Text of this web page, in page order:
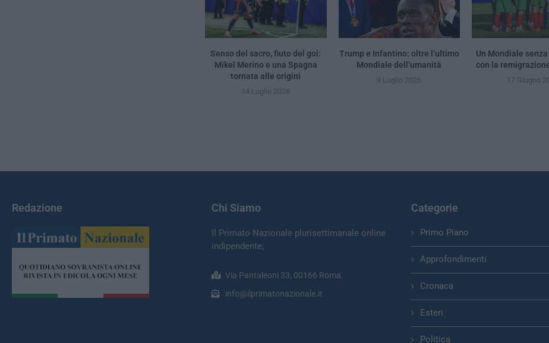
Senso del sacro, fiuto del gol:
Mikel Merino e una Spagna
tornata alle origini
14 Luglio 2026
Trump e Infantino: oltre l’ultimo
Mondiale dell’umanità
9 Luglio 2026
Un Mondiale
con la
17 Giugno
Redazione Chi Siamo
Il Primato Nazionale plurisettimanale online
indipendente;
Via Pantaleoni 33, 00166 Roma.
info@ilprimatonazionale.it
Categorie
Primo Piano
Approfondimenti
Cronaca
Esteri
Politica